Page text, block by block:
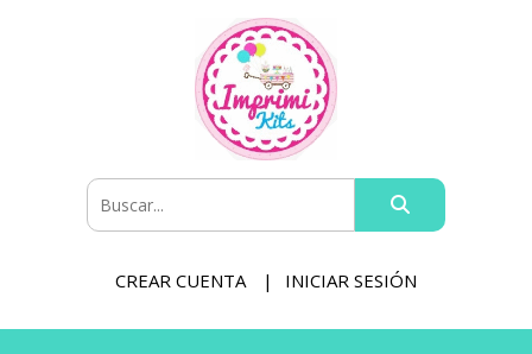
CREAR CUENTA INICIAR SESIÓN